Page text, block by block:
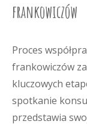
frankowiczów
Proces
frankowiczów
kluczowych
spotkanie
przedstawia